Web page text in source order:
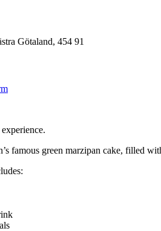
Götaland, 454 91
famous green marzipan cake, filled